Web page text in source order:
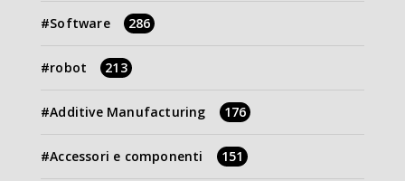
Software 286
robot 213
Additive Manufacturing 176
Accessori e componenti 151